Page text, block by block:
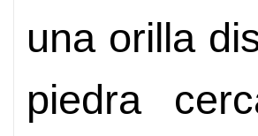
una orilla
piedra